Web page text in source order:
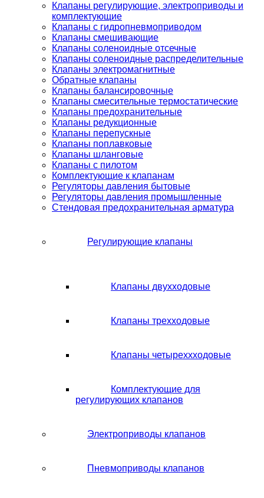
Клапаны регулирующие, электроприводы и
комплектующие
Клапаны с гидропневмоприводом
Клапаны смешивающие
Клапаны соленоидные отсечные
Клапаны соленоидные распределительные
Клапаны электромагнитные
Обратные клапаны
Клапаны балансировочные
Клапаны смесительные термостатические
Клапаны предохранительные
Клапаны редукционные
Клапаны перепускные
Клапаны поплавковые
Клапаны шланговые
Клапаны с пилотом
Комплектующие к клапанам
Регуляторы давления бытовые
Регуляторы давления промышленные
Стендовая предохранительная арматура
Регулирующие клапаны
Клапаны двухходовые
Клапаны трехходовые
Клапаны четыреххходовые
Комплектующие для
регулирующих клапанов
Электроприводы клапанов
Пневмоприводы клапанов